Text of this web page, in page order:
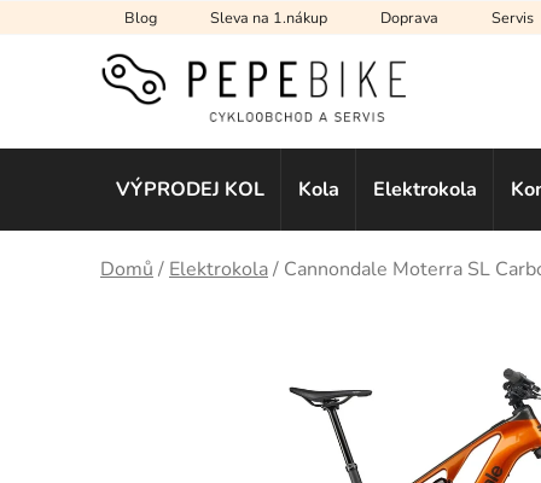
na
Blog Sleva na 1.nákup Doprava Servis
VÝPRODEJ KOL Kola Elektrokola
Domů / Elektrokola/ Cannondale Moterra SL